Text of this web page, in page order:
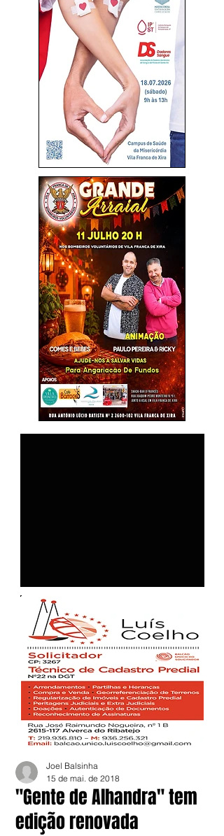
"Gente de Alhandra" tem
edição renovada
Joel Balsinha
15 de mai. de 2018